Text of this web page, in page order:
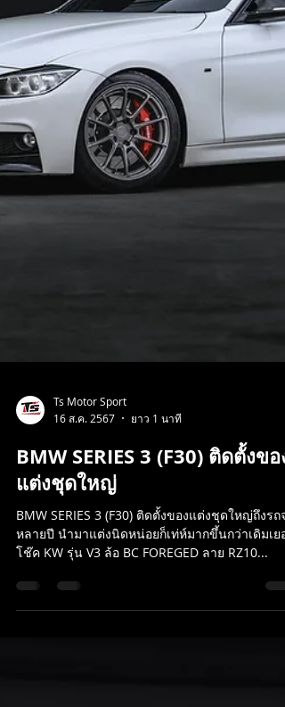
Ts Motor Sport
16 ส.ค. 2567
ยาว 1 นาที
BMW SERIES 3 (F30) ติดตั้งของ
แต่งชุดใหญ่
BMW SERIES 3 (F30) ติดตั้งของแต่งชุดใหญ่ถึงรถจ